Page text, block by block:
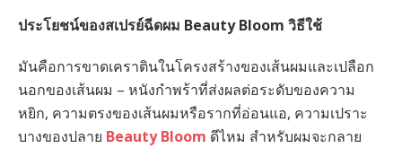
ประโยชน์ของสเปรย์ฉีดผม Beauty Bloom วิธีใช้
มันคือการขาดเคราตินในโครงสร้างของเส้นผมและเปลือก
นอกของเส้นผม – หนังกำพร้าที่ส่งผลต่อระดับของความ
หยิก, ความตรงของเส้นผมหรือรากที่อ่อนแอ, ความเปราะ
บางของปลาย Beauty Bloom ดีไหม สำหรับผมจะกลาย